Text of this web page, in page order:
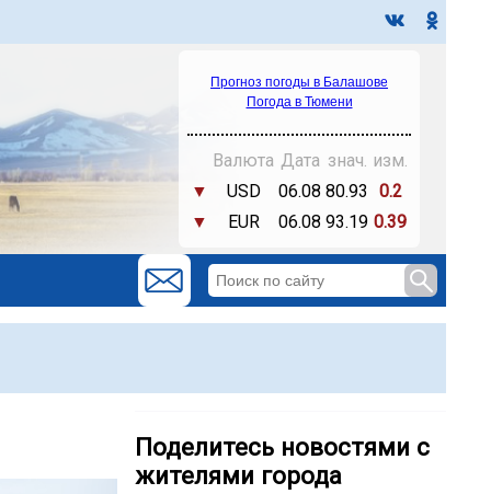
Прогноз погоды в Балашове
Погода в Тюмени
Валюта Дата знач. изм.
▼
USD 06.08 80.93
0.2
▼
EUR 06.08 93.19 0.39
Поделитесь новостями с
жителями города